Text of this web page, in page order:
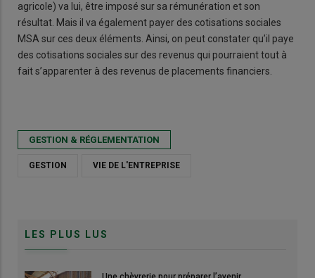
agricole) va lui, être imposé sur sa rémunération et son
résultat. Mais il va également payer des cotisations sociales
MSA sur ces deux éléments. Ainsi, on peut constater qu’il paye
des cotisations sociales sur des revenus qui pourraient tout à
fait s’apparenter à des revenus de placements financiers.
GESTION & RÉGLEMENTATION
GESTION VIE DE L'ENTREPRISE
LES PLUS LUS